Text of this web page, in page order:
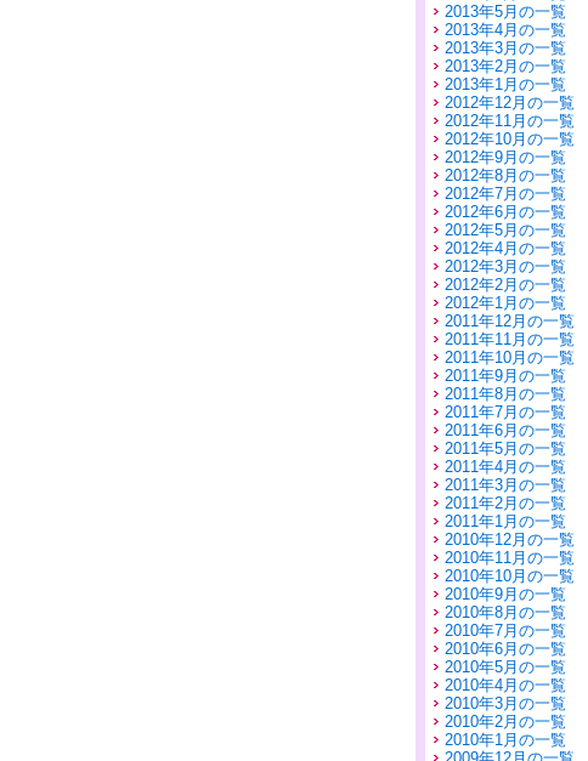
2013年5月の一覧
2013年4月の一覧
2013年3月の一覧
2013年2月の一覧
2013年1月の一覧
2012年12月の一覧
2012年11月の一覧
2012年10月の一覧
2012年9月の一覧
2012年8月の一覧
2012年7月の一覧
2012年6月の一覧
2012年5月の一覧
2012年4月の一覧
2012年3月の一覧
2012年2月の一覧
2012年1月の一覧
2011年12月の一覧
2011年11月の一覧
2011年10月の一覧
2011年9月の一覧
2011年8月の一覧
2011年7月の一覧
2011年6月の一覧
2011年5月の一覧
2011年4月の一覧
2011年3月の一覧
2011年2月の一覧
2011年1月の一覧
2010年12月の一覧
2010年11月の一覧
2010年10月の一覧
2010年9月の一覧
2010年8月の一覧
2010年7月の一覧
2010年6月の一覧
2010年5月の一覧
2010年4月の一覧
2010年3月の一覧
2010年2月の一覧
2010年1月の一覧